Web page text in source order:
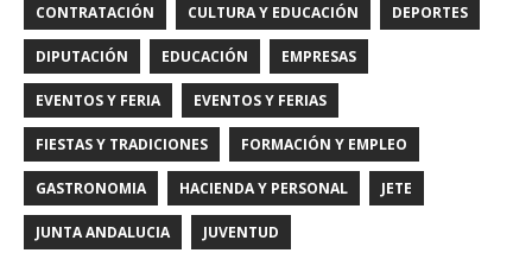
CONTRATACIÓN CULTURA Y EDUCACIÓN DEPORTES
DIPUTACIÓN EDUCACIÓN EMPRESAS
EVENTOS Y FERIA EVENTOS Y FERIAS
FIESTAS Y TRADICIONES FORMACIÓN Y EMPLEO
GASTRONOMIA HACIENDA Y PERSONAL JETE
JUNTA ANDALUCIA JUVENTUD